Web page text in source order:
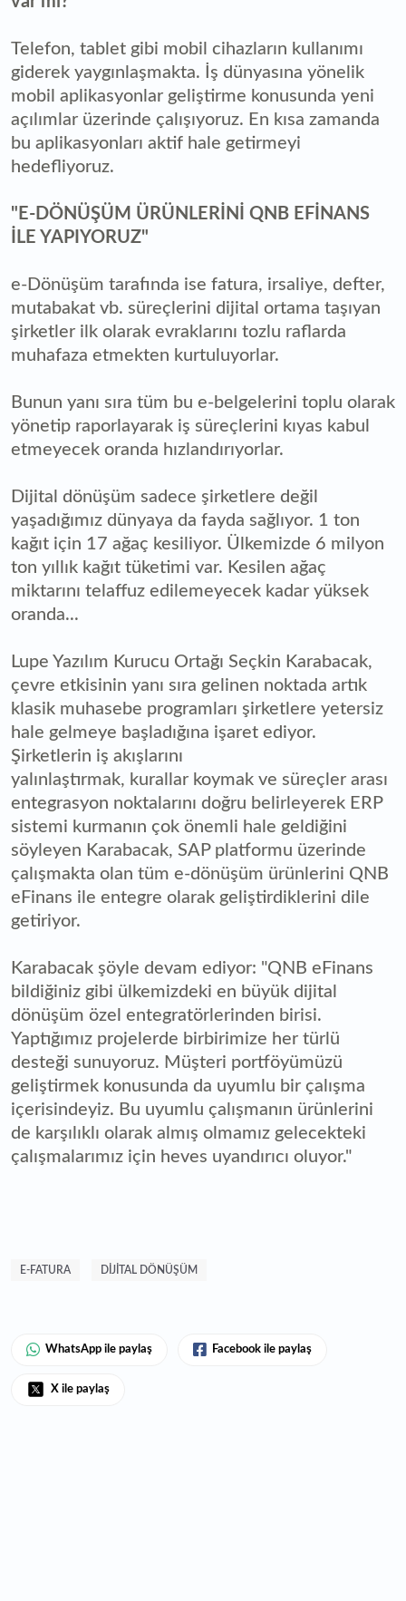
Telefon, tablet gibi mobil cihazların kullanımı
giderek yaygınlaşmakta. İş dünyasına yönelik
mobil aplikasyonlar geliştirme konusunda yeni
açılımlar üzerinde çalışıyoruz. En kısa zamanda
bu aplikasyonları aktif hale getirmeyi
hedefliyoruz.
"E-DÖNÜŞÜM ÜRÜNLERİNİ QNB EFİNANS
İLE YAPIYORUZ"
e-Dönüşüm tarafında ise fatura, irsaliye, defter,
mutabakat vb. süreçlerini dijital ortama taşıyan
şirketler ilk olarak evraklarını tozlu raflarda
muhafaza etmekten kurtuluyorlar.
Bunun yanı sıra tüm bu e-belgelerini toplu olarak
yönetip raporlayarak iş süreçlerini kıyas kabul
etmeyecek oranda hızlandırıyorlar.
Dijital dönüşüm sadece şirketlere değil
yaşadığımız dünyaya da fayda sağlıyor. 1 ton
kağıt için 17 ağaç kesiliyor. Ülkemizde 6 milyon
ton yıllık kağıt tüketimi var. Kesilen ağaç
miktarını telaffuz edilemeyecek kadar yüksek
oranda...
Lupe Yazılım Kurucu Ortağı Seçkin Karabacak,
çevre etkisinin yanı sıra gelinen noktada artık
klasik muhasebe programları şirketlere yetersiz
hale gelmeye başladığına işaret ediyor.
Şirketlerin iş akışlarını
yalınlaştırmak, kurallar koymak ve süreçler arası
entegrasyon noktalarını doğru belirleyerek ERP
sistemi kurmanın çok önemli hale geldiğini
söyleyen Karabacak, SAP platformu üzerinde
çalışmakta olan tüm e-dönüşüm ürünlerini QNB
eFinans ile entegre olarak geliştirdiklerini dile
getiriyor.
Karabacak şöyle devam ediyor: "QNB eFinans
bildiğiniz gibi ülkemizdeki en büyük dijital
dönüşüm özel entegratörlerinden birisi.
Yaptığımız projelerde birbirimize her türlü
desteği sunuyoruz. Müşteri portföyümüzü
geliştirmek konusunda da uyumlu bir çalışma
içerisindeyiz. Bu uyumlu çalışmanın ürünlerini
de karşılıklı olarak almış olmamız gelecekteki
çalışmalarımız için heves uyandırıcı oluyor."
E-FATURA DIJITAL DÖNÜŞÜM
WhatsApp ile paylaş Facebook ile paylaş
X ile paylaş